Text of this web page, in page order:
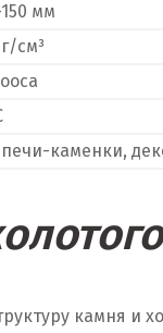
мм
см³
каменки,
камня и